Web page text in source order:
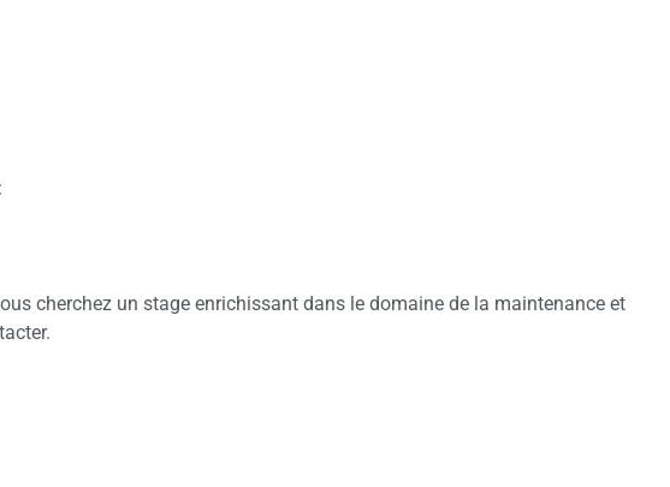
cherchez un stage enrichissant dans le domaine de la maintenance et